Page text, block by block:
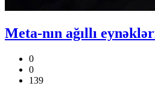
Meta-nın ağıllı
0
0
139